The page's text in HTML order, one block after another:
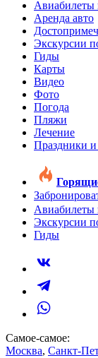
Авиабилеты
Аренда авто
Экскурсии
Гиды
Карты
Видео
Фото
Погода
Пляжи
Лечение
Праздники
Авиабилеты
Экскурсии
Гиды
Самое-самое:
Москва, Санкт-